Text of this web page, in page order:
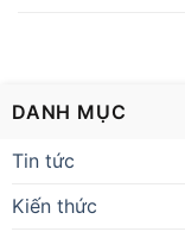
DANH MỤC
Tin tức
Kiến thức